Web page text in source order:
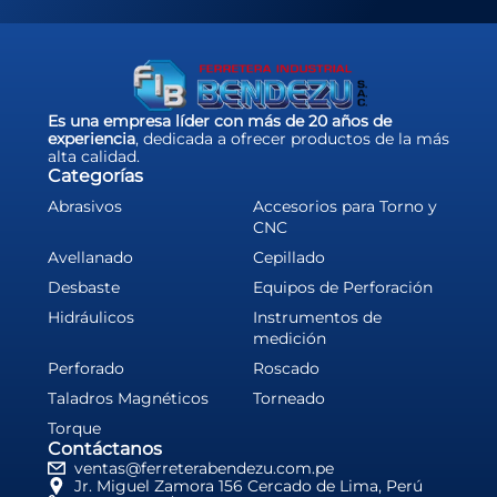
Es una empresa líder con más de 20 años de
experiencia, dedicada a ofrecer productos de la más
alta calidad.
Categorías
Abrasivos
Accesorios para Torno y
CNC
Avellanado
Cepillado
Desbaste
Equipos de Perforación
Hidráulicos
Instrumentos de
medición
Perforado
Roscado
Taladros Magnéticos
Torneado
Torque
Contáctanos
ventas@ferreterabendezu.com.pe
Jr. Miguel Zamora 156 Cercado de Lima, Perú